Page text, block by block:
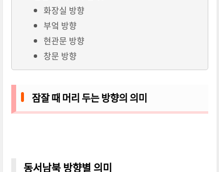
화장실 방향
부엌 방향
현관문 방향
창문 방향
잠잘 때 머리 두는 방향의 의미
동서남북 방향별 의미